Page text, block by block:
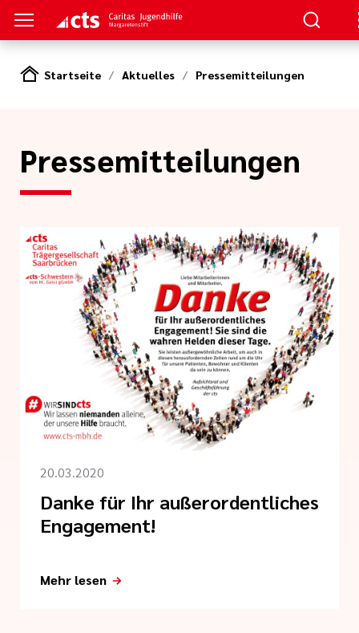
Dienst
Startseite Aktuelles Pressemitteilungen
Pressemitteilungen
20.03.2020
Danke für Ihr außerordentliches
Engagement!
Mehr lesen